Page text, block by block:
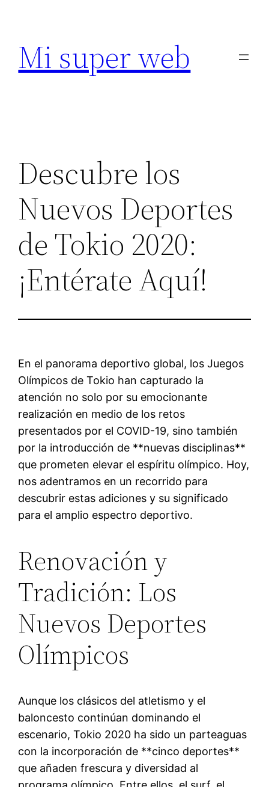
contenido
Mi super web
Descubre los
Nuevos Deportes
de Tokio 2020:
¡Entérate Aquí!
En el panorama deportivo global, los Juegos
Olímpicos de Tokio han capturado la
atención no solo por su emocionante
realización en medio de los retos
presentados por el COVID-19, sino también
por la introducción de **nuevas disciplinas**
que prometen elevar el espíritu olímpico. Hoy,
nos adentramos en un recorrido para
descubrir estas adiciones y su significado
para el amplio espectro deportivo.
Renovación y
Tradición: Los
Nuevos Deportes
Olímpicos
Aunque los clásicos del atletismo y el
baloncesto continúan dominando el
escenario, Tokio 2020 ha sido un parteaguas
con la incorporación de **cinco deportes**
que añaden frescura y diversidad al